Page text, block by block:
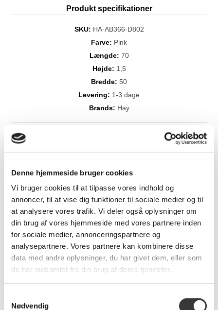
Denne hjemmeside bruger cookies
Vi bruger cookies til at tilpasse vores indhold og
annoncer, til at vise dig funktioner til sociale medier og til
at analysere vores trafik. Vi deler også oplysninger om
din brug af vores hjemmeside med vores partnere inden
for sociale medier, annonceringspartnere og
analysepartnere. Vores partnere kan kombinere disse
data med andre oplysninger, du har givet dem, eller som
de har indsamlet fra din brug af deres tjenester.
Nødvendig
Produkt specifikationer
SKU: HA-AB366-D802
Farve: Pink
Længde: 70
Højde: 1,5
Bredde: 50
Levering: 1-3 dage
Brands: Hay
Relaterede produkter
Varianter